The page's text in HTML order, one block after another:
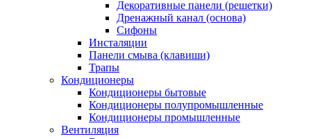
Декоративные панели (решетки)
Дренажный канал (основа)
Сифоны
Инсталяции
Панели смыва (клавиши)
Трапы
Кондиционеры
Кондиционеры бытовые
Кондиционеры полупромышленные
Кондиционеры промышленные
Вентиляция